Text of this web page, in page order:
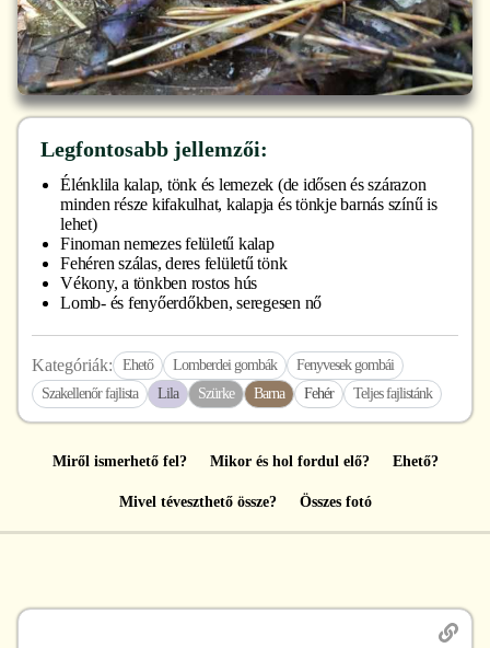
Legfontosabb jellemzői:
Élénklila kalap, tönk és lemezek (de idősen és szárazon
minden része kifakulhat, kalapja és tönkje barnás színű is
lehet)
Finoman nemezes felületű kalap
Fehéren szálas, deres felületű tönk
Vékony, a tönkben rostos hús
Lomb- és fenyőerdőkben, seregesen nő
Kategóriák: Ehető Lomberdei gombák
Fenyvesek gombái
Szakellenőr fajlista
Lila Szürke Barna Fehér Teljes fajlistánk
Miről ismerhető fel? Mikor és hol fordul elő? Ehető?
Mivel téveszthető össze? Összes fotó